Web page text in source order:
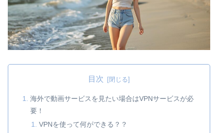
目次
海外で動画サービスを見たい場合はVPNサービスが必
要！
VPNを使って何ができる？？